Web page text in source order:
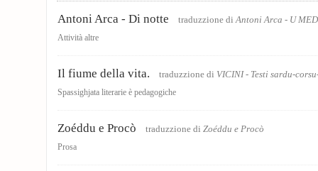
Antoni Arca - Di notte traduzzione diAntoni Arca - U
Attività altre
Il fiume della vita. traduzzione di VICINI - Testi sardu-
Spassighjata literarie è pedagogiche
Zoéddu e Procò traduzzione di Zoéddu e Procò
Prosa